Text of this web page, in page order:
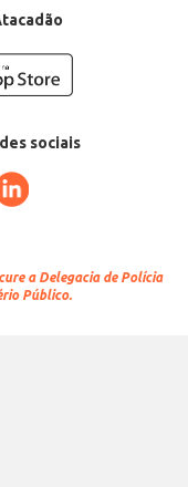
sociais
a Delegacia de Polícia
Público.